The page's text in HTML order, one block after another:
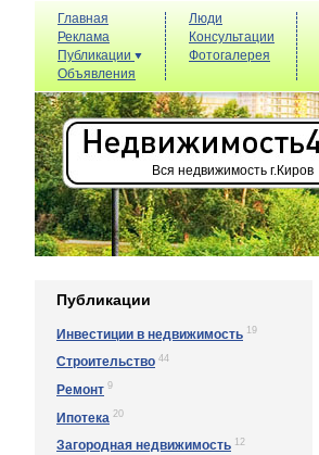
Главная
Реклама
Публикации
Объявления
Люди
Консультации
Фотогалерея
Вся недвижимость г.Киров
Публикации
Инвестиции в недвижимость 19
Строительство 44
Ремонт 9
Ипотека 20
Загородная недвижимость 12